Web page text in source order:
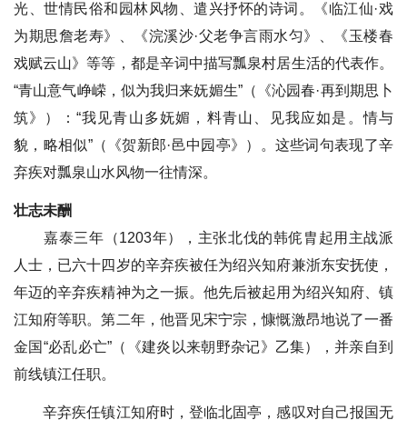
光、世情民俗和园林风物、遣兴抒怀的诗词。《临江仙·戏
为期思詹老寿》、《浣溪沙·父老争言雨水匀》、《玉楼春
戏赋云山》等等，都是辛词中描写瓢泉村居生活的代表作。
“青山意气峥嵘，似为我归来妩媚生”（《沁园春·再到期思卜
筑》）：“我见青山多妩媚，料青山、见我应如是。情与
貌，略相似”（《贺新郎·邑中园亭》）。这些词句表现了辛
弃疾对瓢泉山水风物一往情深。
壮志未酬
嘉泰三年（1203年），主张北伐的韩侂胄起用主战派
人士，已六十四岁的辛弃疾被任为绍兴知府兼浙东安抚使，
年迈的辛弃疾精神为之一振。他先后被起用为绍兴知府、镇
江知府等职。第二年，他晋见宋宁宗，慷慨激昂地说了一番
金国“必乱必亡”（《建炎以来朝野杂记》乙集），并亲自到
前线镇江任职。
辛弃疾任镇江知府时，登临北固亭，感叹对自己报国无